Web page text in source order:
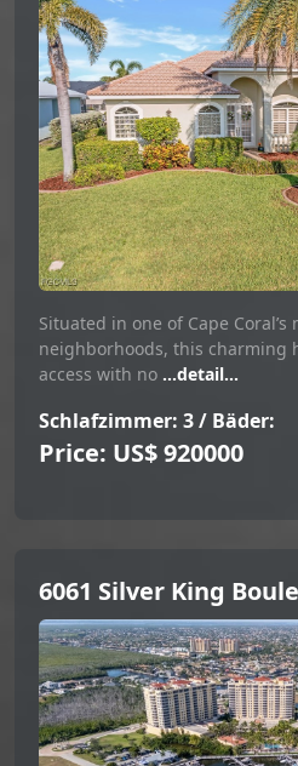
Situated in one of Cape
neighborhoods, this charming
access with no ...detail...
Schlafzimmer: 3 / Bäder:
Price: US$ 920000
6061 Silver King